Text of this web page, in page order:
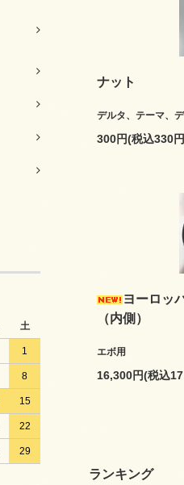
土
1
8
15
22
29
ナット
デルタ、テーマ、
300円(税込330
ヨーロッ
（内側）
エボ用
16,300円(税込
ランキング